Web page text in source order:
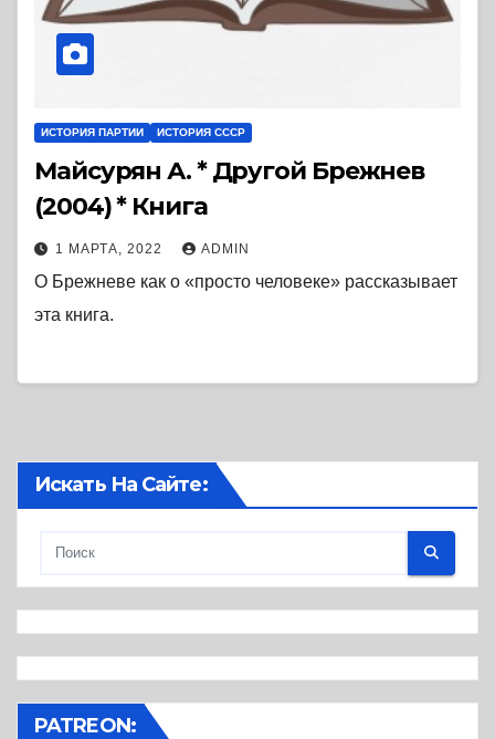
ИСТОРИЯ ПАРТИИ ИСТОРИЯ СССР
Майсурян А. * Другой Брежнев
(2004) * Книга
1 МАРТА, 2022 ADMIN
О Брежневе как о «просто человеке» рассказывает
эта книга.
Искать На Сайте:
PATREON: